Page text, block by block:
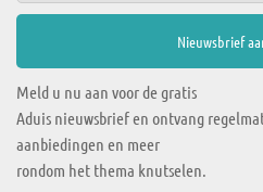
Meld u nu aan voor de gratis
Aduis nieuwsbrief en ontvang
aanbiedingen en meer
rondom het thema knutselen.